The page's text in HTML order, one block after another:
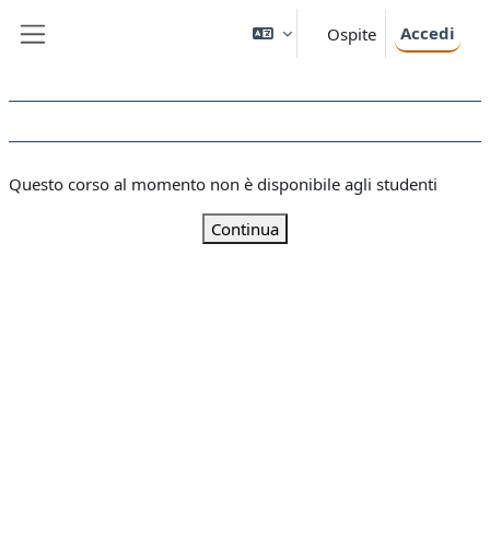
Ospite Accedi
Questo corso al momento non è disponibile agli studenti
Continua